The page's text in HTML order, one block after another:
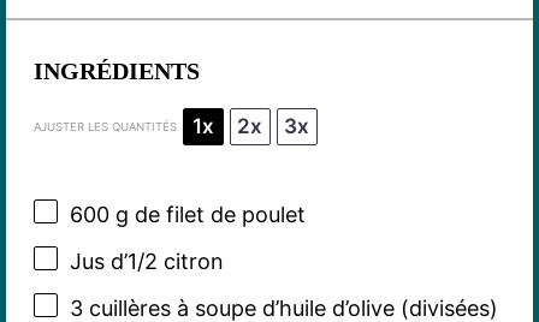
INGRÉDIENTS
AJUSTER LES QUANTITÉS 1x 2x 3x
600 g de filet de poulet
Jus d’1/2 citron
3cuillères à soupe d’huile d’olive (divisées)